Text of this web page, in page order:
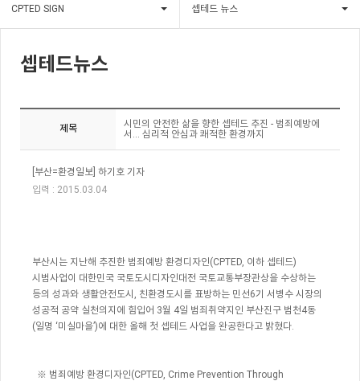
CPTED SIGN 셉테드 뉴스
셉테드뉴스
제목
시민의 안전한 삶을 향한 셉테드 추진 - 범죄예방에
서... 심리적 안심과 쾌적한 환경까지
부산=환경일보 하기호 기자
입력 : 2015.03.04
부산시는 지난해 추진한 범죄예방 환경디자인(CPTED, 이하 셉테드)
시범사업이 대한민국 국토도시디자인대전 국토교통부장관상을 수상하는
등의 성과와 생활안전도시 , 친환경도시를 표방하는 민선6기 서병수 시장의
성공적 공약 실천의지에 힘입어 3월 4일 범죄취약지인 부산진구 범천4동
(일명 ‘미실마을’)에 대한 올해 첫 셉테드 사업을 완공한다고 밝혔다.
※ 범죄예방 환경디자인(CPTED, Crime Prevention Through